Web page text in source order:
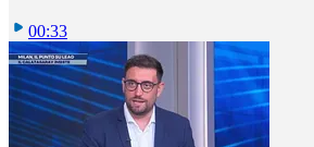
00:33